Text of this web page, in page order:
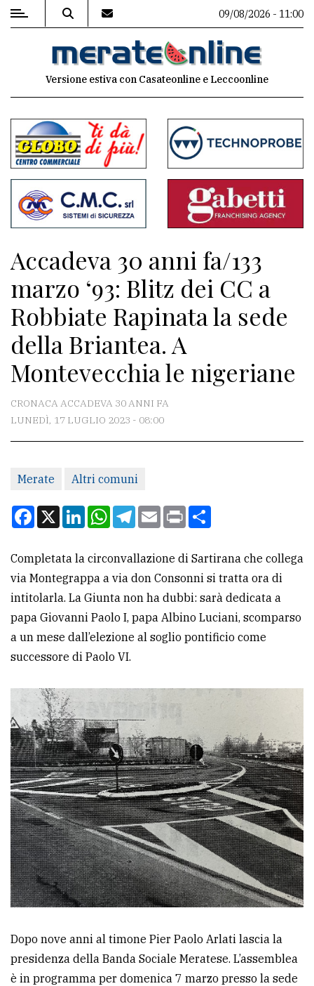
MENU
commenti
Contenuti
del
sito
Associazioni
Meteo
CONTATTI
La
Scrivici
pubblicità
CERCA
comune
Ricerca
LE
ALTRE
TESTATE
PRIVACY
Privacy
policy
Cookie
policy
09/08/2026 - 11:00
Versione estiva con Casateonline e Leccoonline
Accadeva 30 anni fa/133
marzo ‘93: Blitz dei CC a
Robbiate Rapinata la sede
della Briantea. A
Montevecchia le nigeriane
CRONACA ACCADEVA 30 ANNI FA
LUNEDÌ, 17 LUGLIO 2023 - 08:00
Merate Altri comuni
Facebook
X LinkedInWhatsApp
Telegram
EmailPrint
Completata la circonvallazione di Sartirana che collega
via Montegrappa a via don Consonni si tratta ora di
intitolarla. La Giunta non ha dubbi: sarà dedicata a
papa Giovanni Paolo I, papa Albino Luciani, scomparso
a un mese dall’elezione al soglio pontificio come
successore di Paolo VI.
Dopo nove anni al timone Pier Paolo Arlati lascia la
presidenza della Banda Sociale Meratese. L’assemblea
è in programma per domenica 7 marzo presso la sede